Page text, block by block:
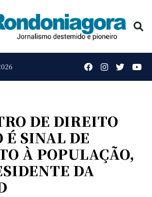
DE DIREITO
É SINAL DE
À POPULAÇÃO,
DA